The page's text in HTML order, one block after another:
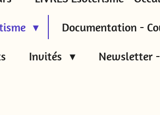
Documentation -
Invités Newsletter